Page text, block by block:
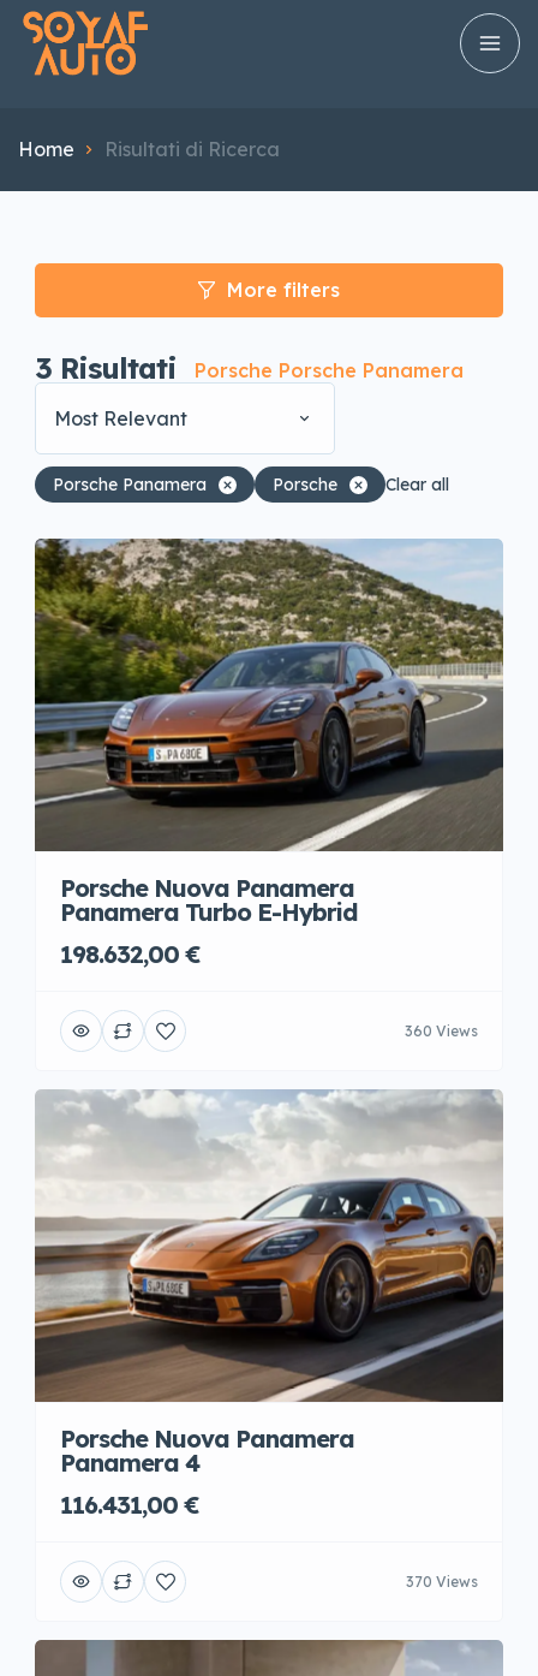
Home Risultati di Ricerca
More filters
3 Risultati
Porsche Porsche Panamera
Most Relevant
Porsche Panamera Porsche Clear all
Porsche Nuova Panamera
Panamera Turbo E-Hybrid
198.632,00 €
360 Views
Porsche Nuova Panamera
Panamera 4
116.431,00 €
370 Views